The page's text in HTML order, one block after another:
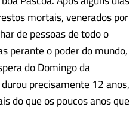
mortais, venerados por
de pessoas de todo o
perante o poder do mundo,
do Domingo da
precisamente 12 anos,
do que os poucos anos que